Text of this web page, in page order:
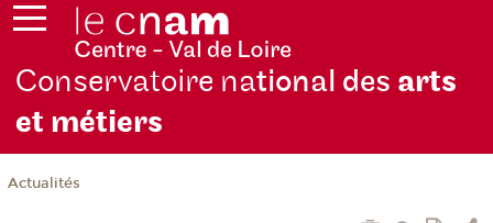
Conservatoire national des arts
et métiers
Actualités